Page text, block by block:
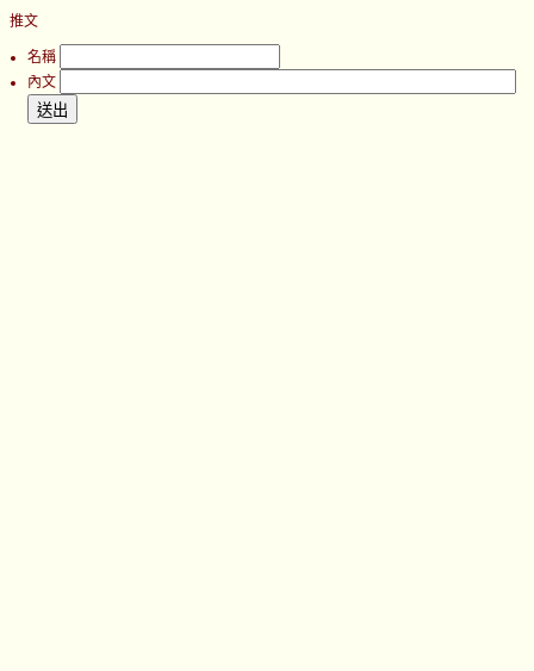
推文
名稱
內文